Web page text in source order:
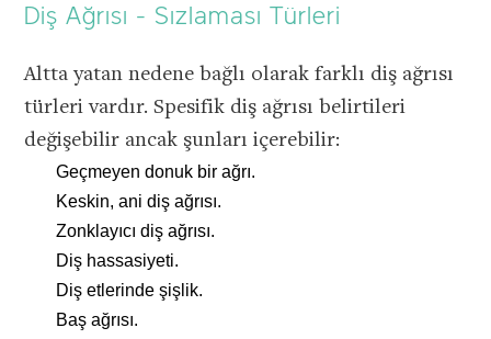
Diş Ağrısı - Sızlaması Türleri
Altta yatan nedene bağlı olarak farklı diş ağrısı
türleri vardır. Spesifik diş ağrısı belirtileri
değişebilir ancak şunları içerebilir:
Geçmeyen donuk bir ağrı.
Keskin, ani diş ağrısı.
Zonklayıcı diş ağrısı.
Diş hassasiyeti.
Diş etlerinde şişlik.
Baş ağrısı.